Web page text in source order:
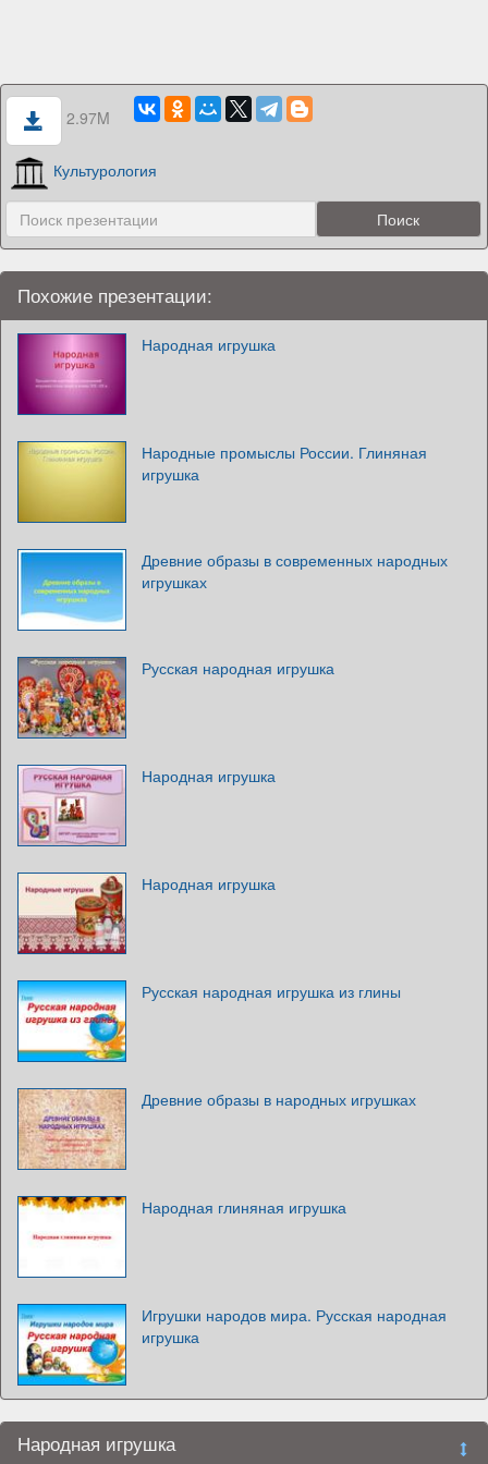
2.97M
Культурология
Похожие презентации:
Народная игрушка
Народные промыслы России. Глиняная
игрушка
Древние образы в современных народных
игрушках
Русская народная игрушка
Народная игрушка
Народная игрушка
Русская народная игрушка из глины
Древние образы в народных игрушках
Народная глиняная игрушка
Игрушки народов мира. Русская народная
игрушка
Народная игрушка